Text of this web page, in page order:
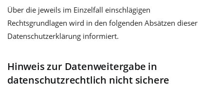
Über die jeweils im Einzelfall einschlägigen
Rechtsgrundlagen wird in den folgenden Absätzen dieser
Datenschutzerklärung informiert.
Hinweis zur Datenweitergabe in
datenschutzrechtlich nicht sichere